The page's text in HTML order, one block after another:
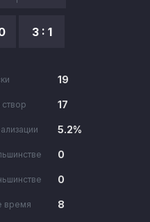
3 : 1
19
17
5.2%
0
0
время 8